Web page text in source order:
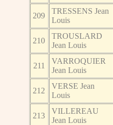
209
TRESSENS Jean
Louis
210
TROUSLARD
Jean Louis
211
VARROQUIER
Jean Louis
212
VERSE Jean
Louis
213
VILLEREAU
Jean Louis